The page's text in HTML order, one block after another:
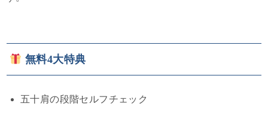
無料4大特典
五十肩の段階セルフチェック